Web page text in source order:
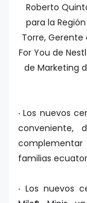
Roberto
para la
Torre,
For You de
de Marketing
·Los nuevos
conveniente,
familias
· Los nuevos